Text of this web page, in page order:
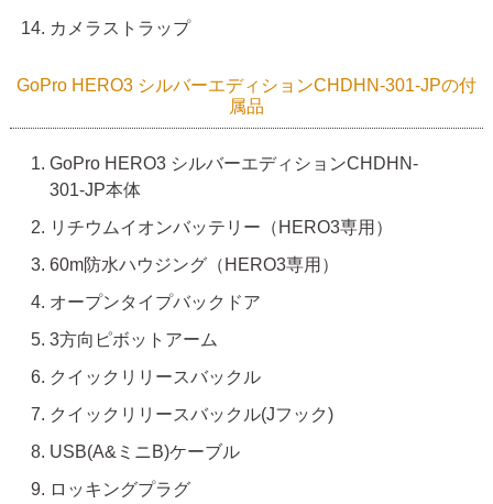
カメラストラップ
GoPro HERO3 シルバーエディションCHDHN-301-JPの付
属品
GoPro HERO3 シルバーエディションCHDHN-
301-JP本体
リチウムイオンバッテリー（HERO3専用）
60m防水ハウジング（HERO3専用）
オープンタイプバックドア
3方向ピボットアーム
クイックリリースバックル
クイックリリースバックル(Jフック)
USB(A&ミニB)ケーブル
ロッキングプラグ